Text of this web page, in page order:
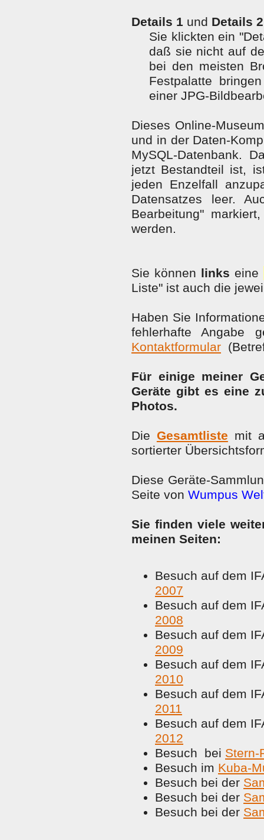
Details 1 und Details 2
Sie klickten ein
daß sie nicht auf
bei den meisten
Festpalatte
einer JPG-
Dieses Online-
und in der Daten-
MySQL-Datenbank.
jetzt Bestandteil ist,
jeden Enzelfall
Datensatzes leer.
Bearbeitung"
werden.
Sie können links eine
Liste" ist auch die
Haben Sie
fehlerhafte Angabe
Kontaktformular
Für einige meiner
Geräte gibt es eine
Photos.
Die Gesamtliste mit
sortierter
Diese Geräte-
Seite von Wumpus
Sie finden viele
meinen Seiten:
Besuch auf dem
2007
Besuch auf dem
2008
Besuch auf dem
2009
Besuch auf dem
2010
Besuch auf dem
2011
Besuch auf dem
2012
Besuch bei Stern-
Besuch im Kuba-
Besuch bei der
Besuch bei der
Besuch bei der